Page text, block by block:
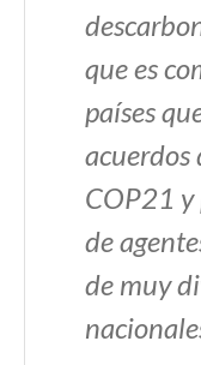
que es
países
acuerdos
COP21 y
de
de muy